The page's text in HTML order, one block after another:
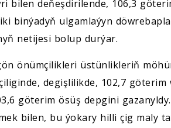
bilen deňeşdirilende, 106,3
binýadyň ulgamlaýyn
netijesi bolup durýar.
önümçilikleri üstünlikleriň
degişlilikde, 102,7
göterim ösüş depgini
bilen, bu ýokary hilli çig maly